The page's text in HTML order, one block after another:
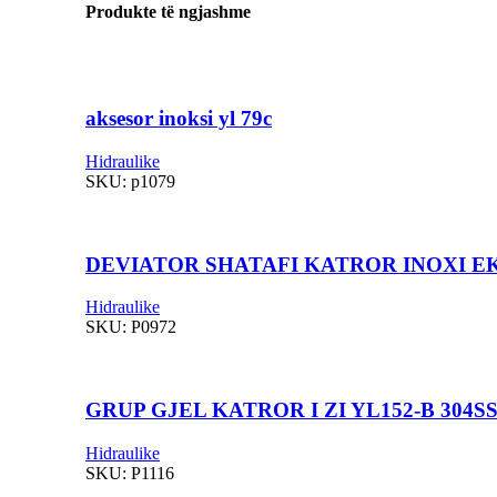
Produkte të ngjashme
aksesor inoksi yl 79c
Hidraulike
SKU: p1079
DEVIATOR SHATAFI KATROR INOXI
Hidraulike
SKU: P0972
GRUP GJEL KATROR I ZI YL152-B 304SS
Hidraulike
SKU: P1116